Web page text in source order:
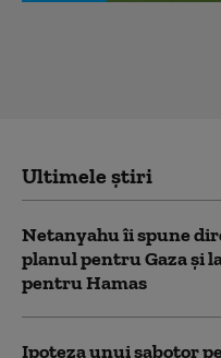
Ultimele știri
Netanyahu îi spune
planul pentru Gaza și
pentru Hamas
Ipoteza unui sabotor